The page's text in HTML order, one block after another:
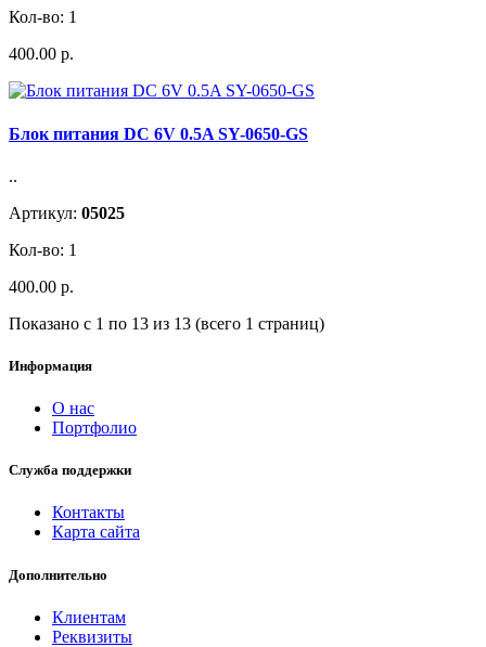
Кол-во: 1
400.00 р.
Блок питания DC 6V 0.5A SY-0650-GS
..
Артикул: 05025
Кол-во: 1
400.00 р.
Показано с 1 по 13 из 13 (всего 1 страниц)
Информация
О нас
Портфолио
Служба поддержки
Контакты
Карта сайта
Дополнительно
Клиентам
Реквизиты